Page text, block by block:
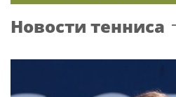
Новости тенниса